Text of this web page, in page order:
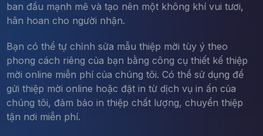
ban đầu mạnh mẽ và tạo nên một không khí vui tươi,
hân hoan cho người nhận.
Bạn có thể tự chỉnh sửa mẫu thiệp mời tùy ý theo
phong cách riêng của bạn bằng công cụ thiết kế thiệp
mời online miễn phí của chúng tôi. Có thể sử dụng để
gửi thiệp mời online hoặc đặt in từ dịch vụ in ấn của
chúng tôi, đảm bảo in thiệp chất lượng, chuyển thiệp
tận nơi miễn phí.